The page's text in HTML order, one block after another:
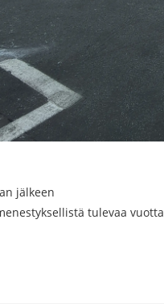
jälkeen
tulevaa vuotta